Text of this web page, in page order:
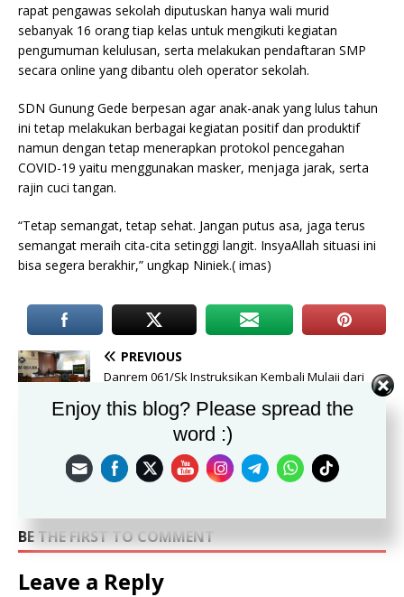
rapat pengawas sekolah diputuskan hanya wali murid
sebanyak 16 orang tiap kelas untuk mengikuti kegiatan
pengumuman kelulusan, serta melakukan pendaftaran SMP
secara online yang dibantu oleh operator sekolah.
SDN Gunung Gede berpesan agar anak-anak yang lulus tahun
ini tetap melakukan berbagai kegiatan positif dan produktif
namun dengan tetap menerapkan protokol pencegahan
COVID-19 yaitu menggunakan masker, menjaga jarak, serta
rajin cuci tangan.
“Tetap semangat, tetap sehat. Jangan putus asa, jaga terus
semangat meraih cita-cita setinggi langit. InsyaAllah situasi ini
bisa segera berakhir,” ungkap Niniek.( imas)
PREVIOUS
Danrem 061/Sk Instruksikan Kembali Mulaii dari
115 Siswa SMKN 1 Kemang Lulus 100 Persen
BE THE FIRST TO COMMENT
Leave a Reply
Enjoy this blog? Please spread the
word :)